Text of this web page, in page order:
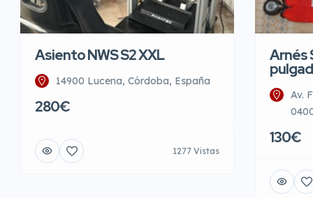
Asiento NWS S2 XXL
14900 Lucena, Córdoba, España
280€
1277 Vistas
Arnés
Av.
130€